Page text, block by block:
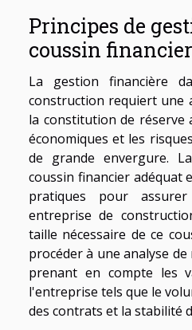
Principes de
coussin financier
La gestion financière
construction requiert une
la constitution de réserve
économiques et les
de grande envergure.
coussin financier adéquat
pratiques pour
entreprise de
taille nécessaire de ce
procéder à une analyse
prenant en compte les
l'entreprise tels que le
des contrats et la stabilité